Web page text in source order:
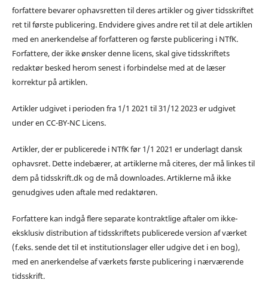
forfattere bevarer ophavsretten til deres artikler og giver tidsskriftet
ret til første publicering. Endvidere gives andre ret til at dele artiklen
med en anerkendelse af forfatteren og første publicering i NTfK.
Forfattere, der ikke ønsker denne licens, skal give tidsskriftets
redaktør besked herom senest i forbindelse med at de læser
korrektur på artiklen.
Artikler udgivet i perioden fra 1/1 2021 til 31/12 2023 er udgivet
under en CC-BY-NC Licens.
Artikler, der er publicerede i NTfK før 1/1 2021 er underlagt dansk
ophavsret. Dette indebærer, at artiklerne må citeres, der må linkes til
dem på tidsskrift.dk og de må downloades. Artiklerne må ikke
genudgives uden aftale med redaktøren.
Forfattere kan indgå flere separate kontraktlige aftaler om ikke-
eksklusiv distribution af tidsskriftets publicerede version af værket
(f.eks. sende det til et institutionslager eller udgive det i en bog),
med en anerkendelse af værkets første publicering i nærværende
tidsskrift.